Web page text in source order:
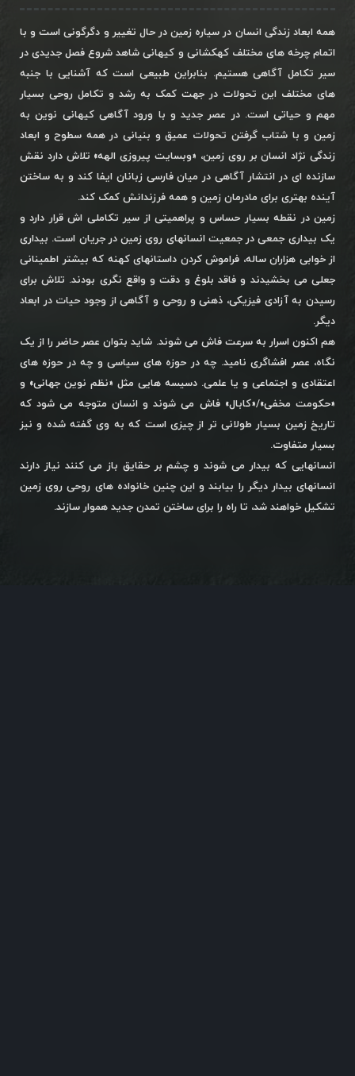
همه ابعاد زندگی انسان در سیاره زمین در حال تغییر و دگرگونی است و با
اتمام چرخه های مختلف کهکشانی و کیهانی شاهد شروع فصل جدیدی در
سیر تکامل آگاهی هستیم. بنابراین طبیعی است که آشنایی با جنبه
های مختلف این تحولات در جهت کمک به رشد و تکامل روحی بسیار
مهم و حیاتی است. در عصر جدید و با ورود آگاهی کیهانی نوین به
زمین و با شتاب گرفتن تحولات عمیق و بنیانی در همه سطوح و ابعاد
زندگی نژاد انسان بر روی زمین، «وبسایت پیروزی الهه» تلاش دارد نقش
سازنده ای در انتشار آگاهی در میان فارسی زبانان ایفا کند و به ساختن
آینده بهتری برای مادرمان زمین و همه فرزندانش کمک کند.
زمین در نقطه بسیار حساس و پراهمیتی از سیر تکاملی اش قرار دارد و
یک بیداری جمعی در جمعیت انسانهای روی زمین در جریان است. بیداری
از خوابی هزاران ساله، فراموش کردن داستانهای کهنه که بیشتر اطمینانی
جعلی می بخشیدند و فاقد بلوغ و دقت و واقع نگری بودند. تلاش برای
رسیدن به آزادی فیزیکی، ذهنی و روحی و آگاهی از وجود حیات در ابعاد
دیگر.
هم اکنون اسرار به سرعت فاش می شوند. شاید بتوان عصر حاضر را از یک
نگاه، عصر افشاگری نامید. چه در حوزه های سیاسی و چه در حوزه های
اعتقادی و اجتماعی و یا علمی. دسیسه هایی مثل «نظم نوین جهانی» و
«حکومت مخفی»/«کابال» فاش می شوند و انسان متوجه می شود که
تاریخ زمین بسیار طولانی تر از چیزی است که به وی گفته شده و نیز
بسیار متفاوت.
انسانهایی که بیدار می شوند و چشم بر حقایق باز می کنند نیاز دارند
انسانهای بیدار دیگر را بیابند و این چنین خانواده های روحی روی زمین
تشکیل خواهند شد، تا راه را برای ساختن تمدن جدید هموار سازند.